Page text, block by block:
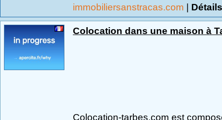
immobiliersanstracas.com | Détails
Colocation dans une maison à
Colocation-tarbes.com est